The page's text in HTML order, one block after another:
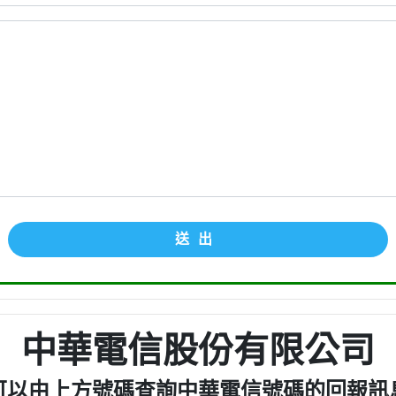
送出
中華電信股份有限公司
以由上方號碼查詢中華電信號碼的回報訊